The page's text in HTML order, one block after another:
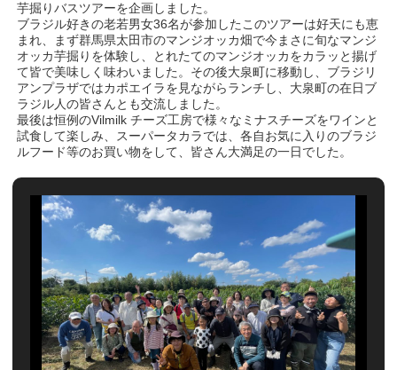
芋掘りバスツアーを企画しました。
ブラジル好きの老若男女36名が参加したこのツアーは好天にも恵
まれ、まず群馬県太田市のマンジオッカ畑で今まさに旬なマンジ
オッカ芋掘りを体験し、とれたてのマンジオッカをカラッと揚げ
て皆で美味しく味わいました。その後大泉町に移動し、ブラジリ
アンプラザではカポエイラを見ながらランチし、大泉町の在日ブ
ラジル人の皆さんとも交流しました。
最後は恒例のVilmilk チーズ工房で様々なミナスチーズをワインと
試食して楽しみ、スーパータカラでは、各自お気に入りのブラジ
ルフード等のお買い物をして、皆さん大満足の一日でした。